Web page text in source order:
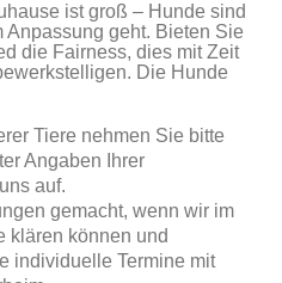
ist groß – Hunde sind
Anpassung geht. Bieten Sie
die Fairness, dies mit Zeit
Die Hunde
Tiere nehmen Sie bitte
Angaben Ihrer
auf.
gemacht, wenn wir im
klären können und
individuelle Termine mit